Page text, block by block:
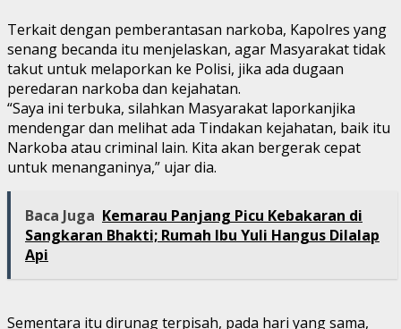
Terkait dengan pemberantasan narkoba, Kapolres yang
senang becanda itu menjelaskan, agar Masyarakat tidak
takut untuk melaporkan ke Polisi, jika ada dugaan
peredaran narkoba dan kejahatan.
“Saya ini terbuka, silahkan Masyarakat laporkanjika
mendengar dan melihat ada Tindakan kejahatan, baik itu
Narkoba atau criminal lain. Kita akan bergerak cepat
untuk menanganinya,” ujar dia.
Baca Juga Kemarau Panjang Picu Kebakaran di
Sangkaran Bhakti; Rumah Ibu Yuli Hangus Dilalap
Api
Sementara itu dirunag terpisah, pada hari yang sama,